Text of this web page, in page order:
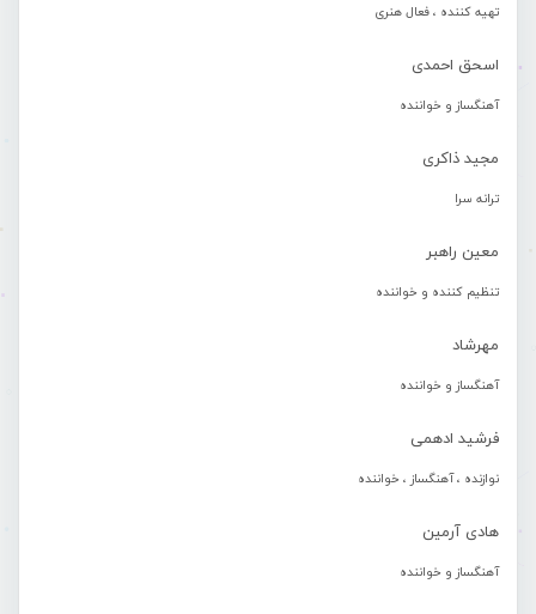
تهیه کننده ، فعال هنری
اسحق احمدی
آهنگساز و خواننده
مجید ذاکری
ترانه سرا
معین راهبر
تنظیم کننده و خواننده
مهرشاد
آهنگساز و خواننده
فرشید ادهمی
نوازنده ، آهنگساز ، خواننده
هادی آرمین
آهنگساز و خواننده